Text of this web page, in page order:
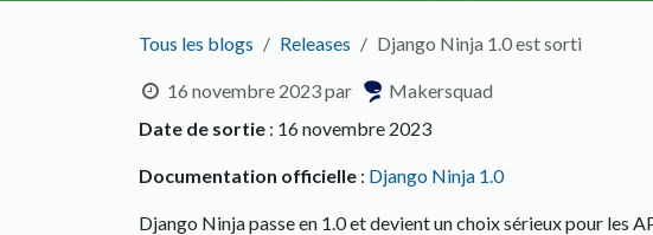
Tous les blogs Releases Django Ninja 1.0 est sorti
16 novembre 2023par
Makersquad
Date de sortie : 16 novembre 2023
Documentation officielle : Django Ninja 1.0
Django Ninja passe en 1.0 et devient un choix sérieux pour les